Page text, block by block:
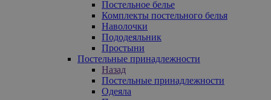
Постельное белье
Комплекты постельного белья
Наволочки
Пододеяльник
Простыни
Постельные принадлежности
Назад
Постельные принадлежности
Одеяла